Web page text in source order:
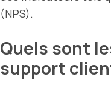
(NPS).
Quels sont
support